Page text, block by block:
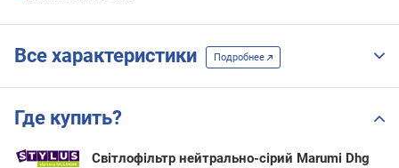
Все характеристики Подробнее
Где купить?
Світлофільтр нейтрально-сірий Marumi Dhg